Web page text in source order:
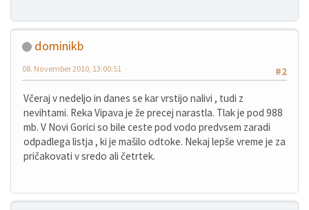
dominikb
#2
08. November 2010, 13:00:51
Včeraj v nedeljo in danes se kar vrstijo nalivi , tudi z
nevihtami. Reka Vipava je že precej narastla. Tlak je pod 988
mb. V Novi Gorici so bile ceste pod vodo predvsem zaradi
odpadlega listja , ki je mašilo odtoke. Nekaj lepše vreme je za
pričakovati v sredo ali četrtek.